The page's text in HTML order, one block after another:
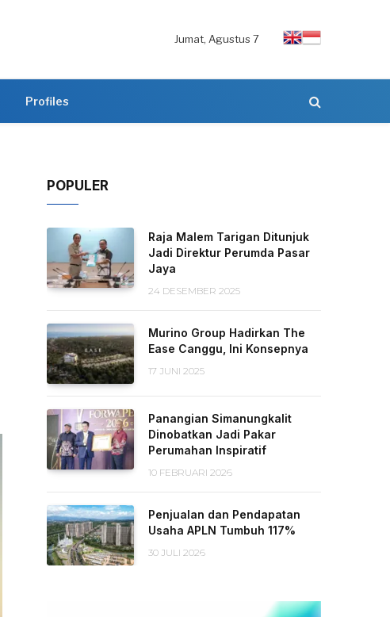
Jumat, Agustus 7
Profiles
POPULER
Raja Malem Tarigan Ditunjuk
Jadi Direktur Perumda Pasar
Jaya
24 DESEMBER 2025
Murino Group Hadirkan The
Ease Canggu, Ini Konsepnya
17 JUNI 2025
Panangian Simanungkalit
Dinobatkan Jadi Pakar
Perumahan Inspiratif
10 FEBRUARI 2026
Penjualan dan Pendapatan
Usaha APLN Tumbuh 117%
30 JULI 2026